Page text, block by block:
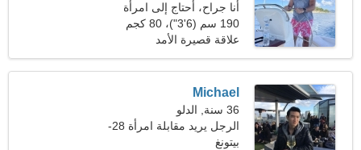
أنا جراح، أحتاج إلى امرأة
مضحكة
190 سم (6'3")، 80 كجم
(176 رطلا)
علاقة قصيرة الأمد
Michael
36 سنة, الدلو
الرجل يريد مقابلة امرأة 28-
31
بيتونغ